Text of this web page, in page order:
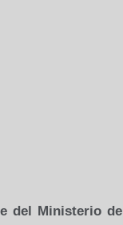
del Ministerio de